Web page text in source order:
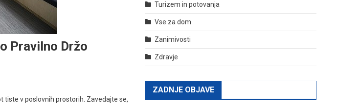
Pravilno Držo
tiste v poslovnih prostorih. Zavedajte se,
Turizem in potovanja
Vse za dom
Zanimivosti
Zdravje
ZADNJE OBJAVE